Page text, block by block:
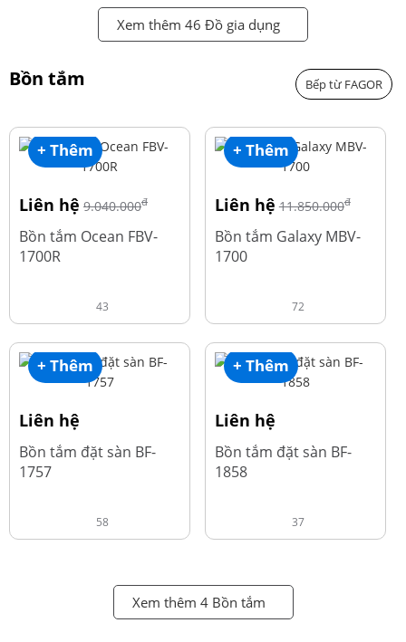
Xem thêm 46 Đồ gia dụng
Bồn tắm Bếp từ FAGOR
+ Thêm
Liên hệ 9.040.000đ
Bồn tắm Ocean FBV-
1700R
43
+ Thêm
Liên hệ 11.850.000đ
Bồn tắm Galaxy MBV-
1700
72
+ Thêm
Liên hệ
Bồn tắm đặt sàn BF-
1757
58
+ Thêm
Liên hệ
Bồn tắm đặt sàn BF-
1858
37
Xem thêm 4 Bồn tắm